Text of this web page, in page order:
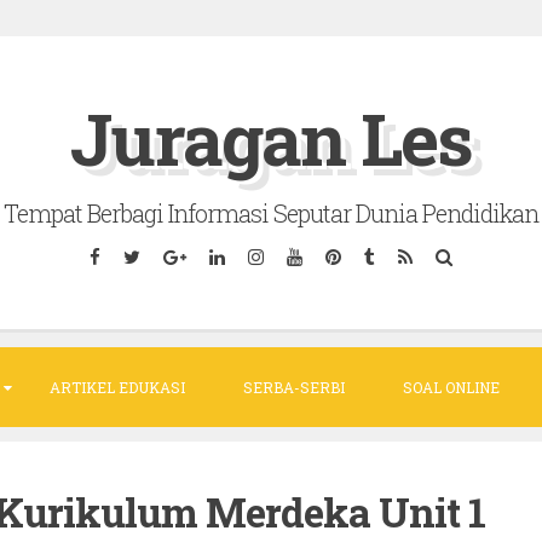
Juragan Les
Tempat Berbagi Informasi Seputar Dunia Pendidikan
ARTIKEL EDUKASI SERBA-SERBI SOAL ONLINE
Merdeka Unit 1